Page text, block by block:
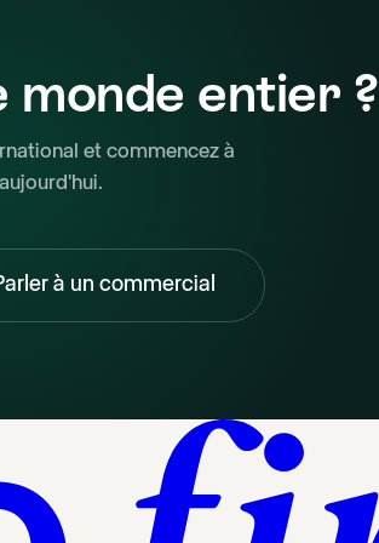
monde entier ?
et commencez à
à un commercial